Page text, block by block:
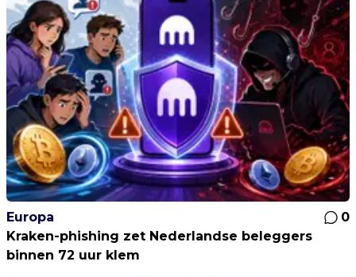
Europa
0
Kraken-phishing zet Nederlandse beleggers
binnen 72 uur klem